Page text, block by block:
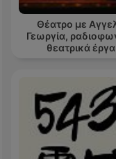
Θέατρο με
Γεωργία,
θεατρικά έργα